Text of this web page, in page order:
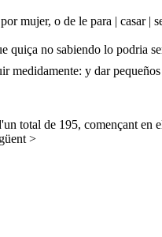
mujer, o de le para | casar |
quiça no sabiendo lo podria
medidamente: y dar
total de 195, començant en
>